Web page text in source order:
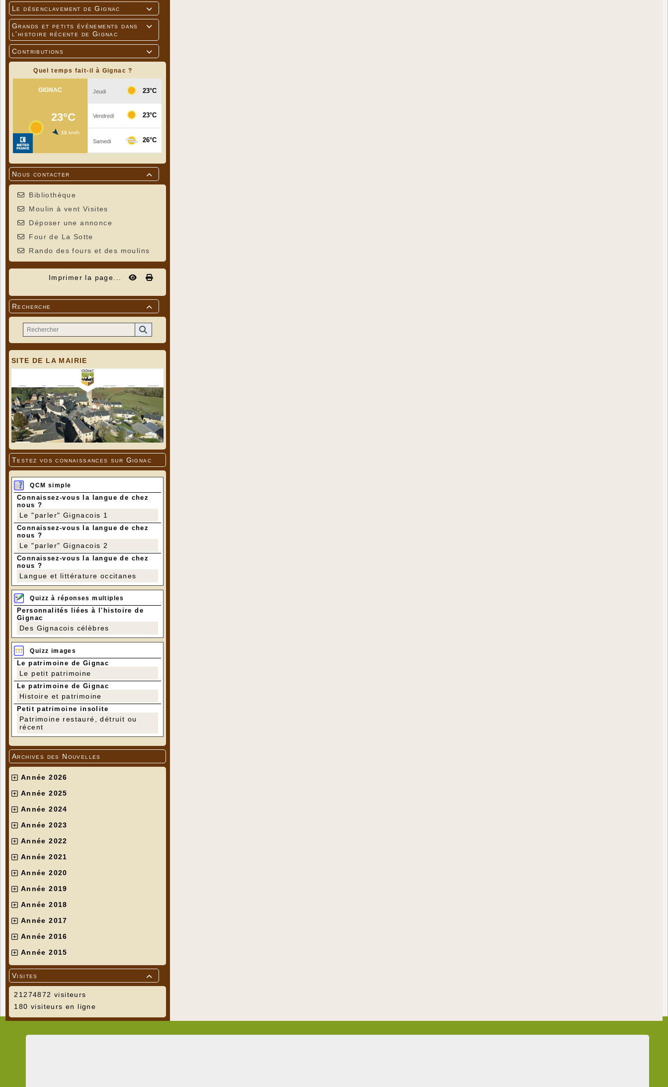

Le désenclavement de Gignac

Grands et petits événements dans
l'histoire récente de Gignac

Contributions
Quel temps fait-il à Gignac ?

Nous contacter
Bibliothèque
Moulin à vent Visites
Déposer une annonce
Four de La Sotte
Rando des fours et des moulins
Imprimer la page...

Recherche
SITE DE LA MAIRIE
Testez vos connaissances sur Gignac
QCM simple
Connaissez-vous la langue de chez
nous ?
Le "parler" Gignacois 1
Connaissez-vous la langue de chez
nous ?
Le "parler" Gignacois 2
Connaissez-vous la langue de chez
nous ?
Langue et littérature occitanes
Quizz à réponses multiples
Personnalités liées à l'histoire de
Gignac
Des Gignacois célèbres
Quizz images
Le patrimoine de Gignac
Le petit patrimoine
Le patrimoine de Gignac
Histoire et patrimoine
Petit patrimoine insolite
Patrimoine restauré, détruit ou
récent
Archives des Nouvelles
Année 2026
Année 2025
Année 2024
Année 2023
Année 2022
Année 2021
Année 2020
Année 2019
Année 2018
Année 2017
Année 2016
Année 2015

Visites
21274872 visiteurs
180 visiteurs en ligne